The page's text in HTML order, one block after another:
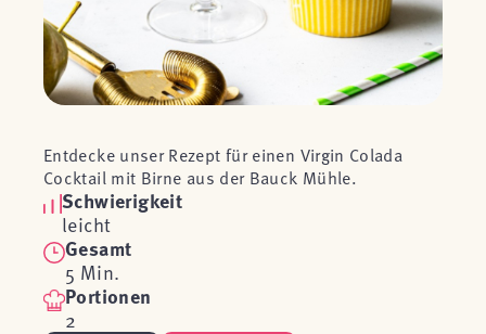
Entdecke unser Rezept für einen Virgin Colada
Cocktail mit Birne aus der Bauck Mühle.
Schwierigkeit
leicht
Gesamt
5 Min.
Portionen
2